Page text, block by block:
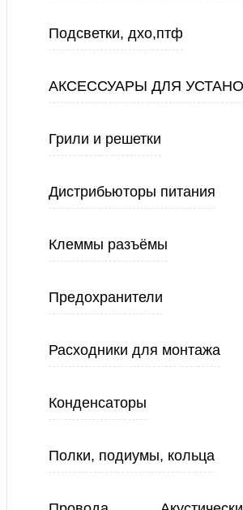
Подсветки, дхо,птф
АКСЕССУАРЫ ДЛЯ
Грили и решетки
Дистрибьюторы питания
Клеммы разъёмы
Предохранители
Расходники для монтажа
Конденсаторы
Полки, подиумы, кольца